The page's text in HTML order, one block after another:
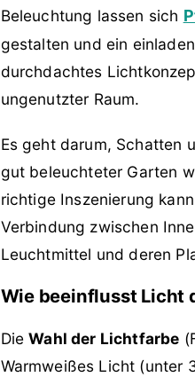
Beleuchtung lassen sich
gestalten und ein
durchdachtes
ungenutzter Raum.
Es geht darum, Schatten
gut beleuchteter Garten
richtige Inszenierung
Verbindung zwischen
Leuchtmittel und deren
Wie beeinflusst Licht
DieWahl der Lichtfarbe
Warmweißes Licht (unter